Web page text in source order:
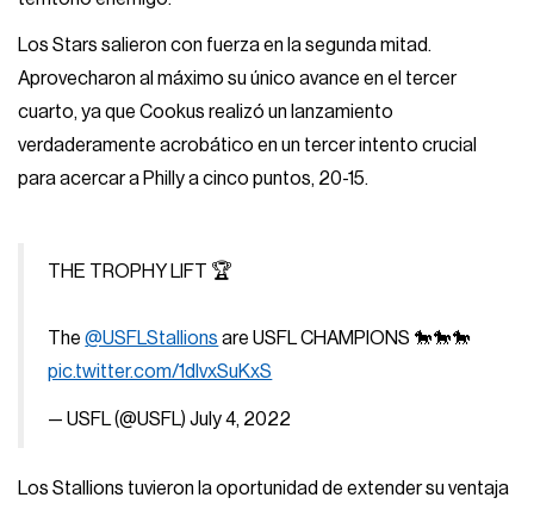
Los Stars salieron con fuerza en la segunda mitad.
Aprovecharon al máximo su único avance en el tercer
cuarto, ya que Cookus realizó un lanzamiento
verdaderamente acrobático en un tercer intento crucial
para acercar a Philly a cinco puntos, 20-15.
THE TROPHY LIFT 🏆
The@USFLStallions are USFL CHAMPIONS 🐎🐎🐎
pic.twitter.com/1dlvxSuKxS
— USFL (@USFL)July 4, 2022
Los Stallions tuvieron la oportunidad de extender su ventaja